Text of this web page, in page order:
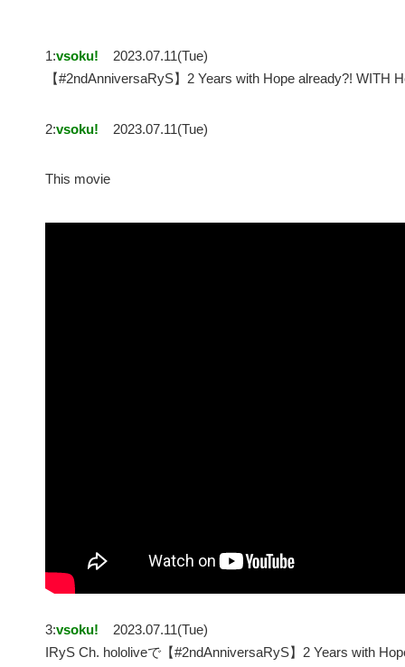
1:vsoku!
2023.07.11(Tue)
【#2ndAnniversaRyS】2 Years with Hope already?! WITH
2:vsoku! 2023.07.11(Tue)
This movie
3:vsoku!
2023.07.11(Tue)
IRyS Ch. hololiveで【#2ndAnniversaRyS】2 Years with